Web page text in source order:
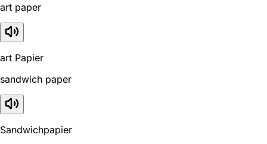
art paper
art Papier
sandwich paper
Sandwichpapier